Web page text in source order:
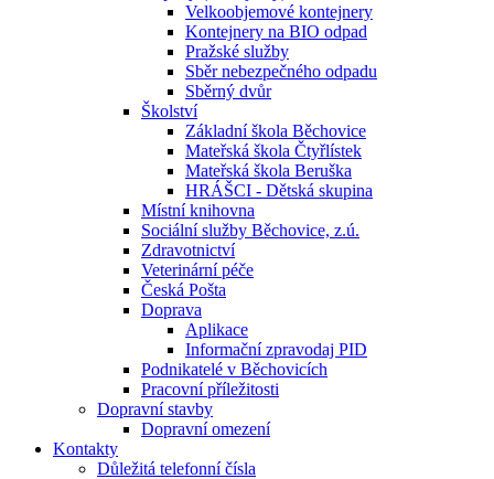
Velkoobjemové kontejnery
Kontejnery na BIO odpad
Pražské služby
Sběr nebezpečného odpadu
Sběrný dvůr
Školství
Základní škola Běchovice
Mateřská škola Čtyřlístek
Mateřská škola Beruška
HRÁŠCI - Dětská skupina
Místní knihovna
Sociální služby Běchovice, z.ú.
Zdravotnictví
Veterinární péče
Česká Pošta
Doprava
Aplikace
Informační zpravodaj PID
Podnikatelé v Běchovicích
Pracovní příležitosti
Dopravní stavby
Dopravní omezení
Kontakty
Důležitá telefonní čísla